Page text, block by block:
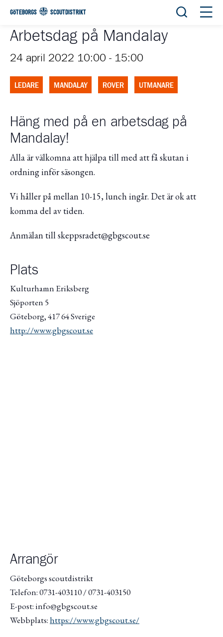
GÖTEBORGS SCOUTDISTRIKT Öppna
Arbetsdag på Mandalay
24 april 2022 10:00 - 15:00
LEDARE MANDALAY ROVER UTMANARE
Häng med på en arbetsdag på
Mandalay!
Alla är välkomna att hjälpa till med att få skutan i
ordning inför säsongen.
Vi håller på mellan 10-15, lunch ingår. Det är ok att
komma del av tiden.
Anmälan till skeppsradet@gbgscout.se
Plats
Kulturhamn Eriksberg
Sjöporten 5
Göteborg,417 64Sverige
http://www.gbgscout.se
Arrangör
Göteborgs scoutdistrikt
Telefon: 0731-403110 / 0731-403150
E-post: info@gbgscout.se
Webbplats:https://www.gbgscout.se/